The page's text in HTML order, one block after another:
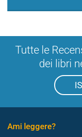
Tutte le
dei libri
Ami leggere?